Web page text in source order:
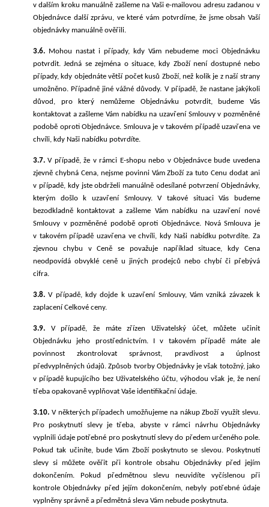
v dalším kroku manuálně zašleme na Vaši e-mailovou adresu zadanou v
Objednávce další zprávu, ve které vám potvrdíme, že jsme obsah Vaší
objednávky manuálně ověřili.
3.6. Mohou nastat i případy, kdy Vám nebudeme moci Objednávku
potvrdit. Jedná se zejména o situace, kdy Zboží není dostupné nebo
případy, kdy objednáte větší počet kusů Zboží, než kolik je z naší strany
umožněno. Případně jiné vážné důvody. V případě, že nastane jakýkoli
důvod, pro který nemůžeme Objednávku potvrdit, budeme Vás
kontaktovat a zašleme Vám nabídku na uzavření Smlouvy v pozměněné
podobě oproti Objednávce. Smlouva je v takovém případě uzavřena ve
chvíli, kdy Naši nabídku potvrdíte.
3.7.V případě, že v rámci E-shopu nebo v Objednávce bude uvedena
zjevně chybná Cena, nejsme povinni Vám Zboží za tuto Cenu dodat ani
v případě, kdy jste obdrželi manuálně odesílanépotvrzení Objednávky,
kterým došlo k uzavření Smlouvy. V takové situaci Vás budeme
bezodkladně kontaktovat a zašleme Vám nabídku na uzavření nové
Smlouvy v pozměněné podobě oproti Objednávce. Nová Smlouva je
v takovém případě uzavřena ve chvíli, kdy Naši nabídku potvrdíte. Za
zjevnou chybu v Ceně se považuje například situace, kdy Cena
neodpovídá obvyklé ceně u jiných prodejců nebo chybí či přebývá
cifra.
3.8. V případě, kdy dojde k uzavření Smlouvy, Vám vzniká závazek k
zaplacení Celkové ceny.
3.9. V případě, že máte zřízen Uživatelský účet, můžete učinit
Objednávku jeho prostřednictvím. I v takovém případě máte ale
povinnost zkontrolovat správnost, pravdivost a úplnost
předvyplněných údajů. Způsob tvorby Objednávky je však totožný, jako
v případě kupujícího bez Uživatelského účtu, výhodou však je, že není
třeba opakovaně vyplňovat Vaše identifikační údaje.
3.10. V některých případech umožňujeme na nákup Zboží využít slevu.
Pro poskytnutí slevy je třeba, abyste v rámci návrhu Objednávky
vyplnili údajepotřebné pro poskytnutíslevy do předem určeného pole.
Pokud tak učiníte, bude Vám Zboží poskytnuto se slevou. Poskytnutí
slevy si můžete ověřit při kontrole obsahu Objednávky před jejím
dokončením. Pokud předmětnou slevu neuvidíte vyčíslenou při
kontrole Objednávky před jejím dokončením,nebyly potřebné údaje
vyplněny správně a předmětná sleva Vám nebude poskytnuta.